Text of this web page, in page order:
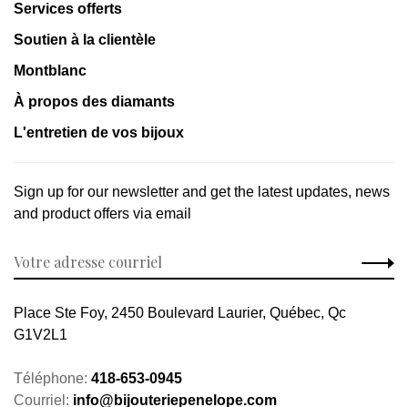
Services offerts
Soutien à la clientèle
Montblanc
À propos des diamants
L'entretien de vos bijoux
Sign up for our newsletter and get the latest updates, news
and product offers via email
Place Ste Foy, 2450 Boulevard Laurier, Québec, Qc
G1V2L1
Téléphone: 418-653-0945
Courriel: info@bijouteriepenelope.com